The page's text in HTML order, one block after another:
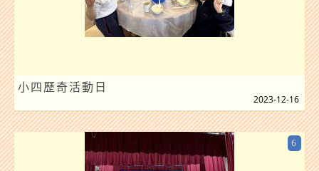
小四歷奇活動日
2023-12-16
6